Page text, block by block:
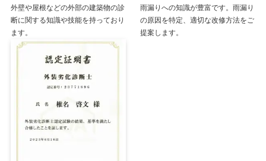
外壁や屋根などの外部の建築物の診
断に関する知識や技能を持っており
ます。
雨漏りへの知識が豊富です。雨漏り
の原因を特定、適切な改修方法をご
提案します。